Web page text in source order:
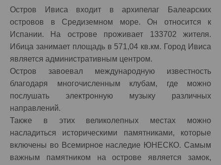
Остров Ивиса входит в архипелаг Балеарских
островов в Средиземном море. Он относится к
Испании. На острове проживает 133702 жителя.
Ибица занимает площадь в 571,04 кв.км. Город Ивиса
является административным центром.
Остров завоевал международную известность
благодаря многочисленным клубам, где можно
послушать электронную музыку различных
направлений.
Также в этих великолепных местах можно
насладиться историческими памятниками, которые
включены во Всемирное наследие ЮНЕСКО. Самым
важным памятником на острове является замок,